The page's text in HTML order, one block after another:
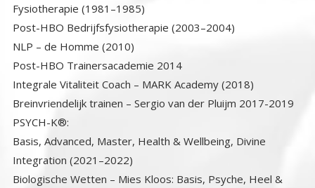
Fysiotherapie (1981–1985)
Post-HBO Bedrijfsfysiotherapie (2003–2004)
NLP – de Homme (2010)
Post-HBO Trainersacademie 2014
Integrale Vitaliteit Coach – MARK Academy (2018)
Breinvriendelijk trainen – Sergio van der Pluijm 2017-2019
PSYCH-K®:
Basis, Advanced, Master, Health & Wellbeing, Divine
Integration (2021–2022)
Biologische Wetten – Mies Kloos: Basis, Psyche, Heel &